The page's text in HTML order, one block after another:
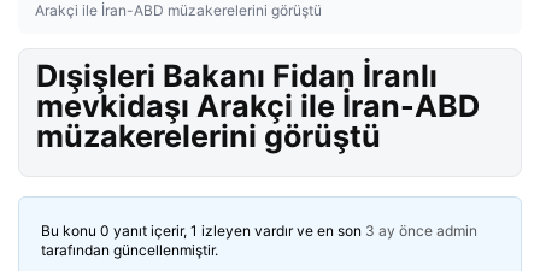
Arakçi ile İran-ABD müzakerelerini görüştü
Dışişleri Bakanı Fidan İranlı
mevkidaşı Arakçi ile İran-ABD
müzakerelerini görüştü
Bu konu 0 yanıt içerir, 1 izleyen vardır ve en son 3 ay önce admin
tarafından güncellenmiştir.